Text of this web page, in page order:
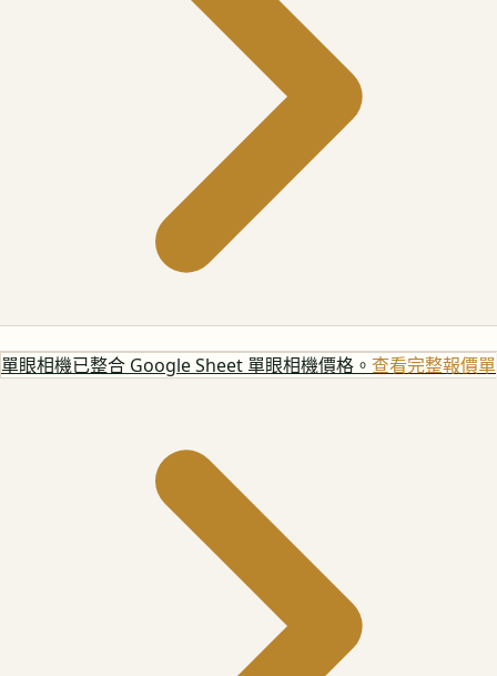
單眼相機已整合 Google Sheet 單眼相機價格。 查看完整報價單